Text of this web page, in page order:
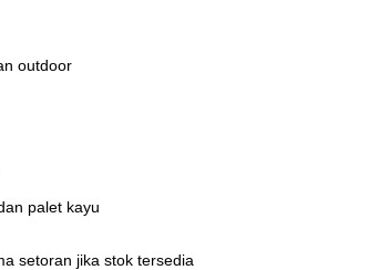
outdoor
palet kayu
setoran jika stok tersedia